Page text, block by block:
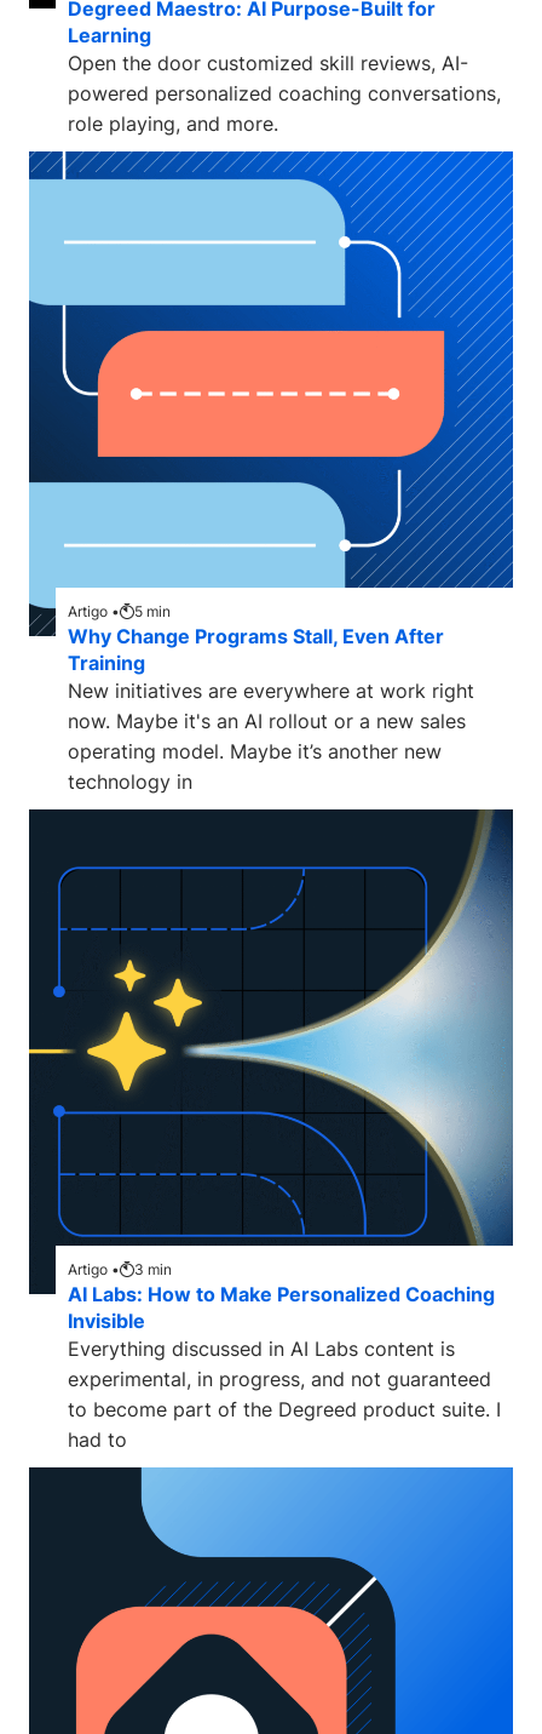
Degreed Maestro: AI Purpose-Built for
Learning
Open the door customized skill reviews, AI-
powered personalized coaching conversations,
role playing, and more.
Artigo • 5 min
Why Change Programs Stall, Even After
Training
New initiatives are everywhere at work right
now. Maybe it's an AI rollout or a new sales
operating model. Maybe it’s another new
technology in
Artigo • 3 min
AI Labs: How to Make Personalized Coaching
Invisible
Everything discussed in AI Labs content is
experimental, in progress, and not guaranteed
to become part of the Degreed product suite. I
had to